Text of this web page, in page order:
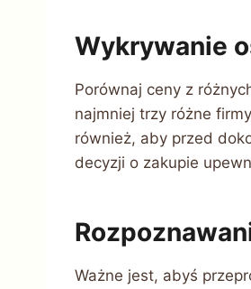
Wykrywanie
Porównaj ceny z
najmniej trzy różne
również, aby przed
decyzji o zakupie
Ważne jest, abyś